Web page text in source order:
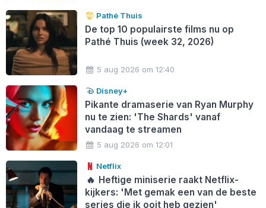
Pathé Thuis
De top 10 populairste films nu op
Pathé Thuis (week 32, 2026)
5 aug 2026 om 12:40
Disney+
Pikante dramaserie van Ryan Murphy
nu te zien: 'The Shards' vanaf
vandaag te streamen
5 aug 2026 om 12:01
Netflix
🔥 Heftige miniserie raakt Netflix-
kijkers: 'Met gemak een van de beste
series die ik ooit heb gezien'